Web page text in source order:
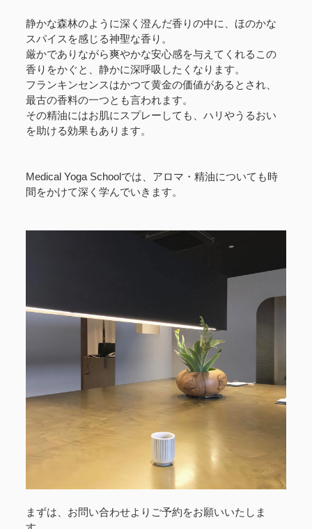
静かな森林のように深く澄んだ香りの中に、ほのかな
スパイスを感じる神聖な香り。
厳かでありながら爽やかな安心感を与えてくれるこの
香りをかぐと、静かに深呼吸したくなります。
フランキンセンスはかつて黄金の価値があるとされ、
最古の香料の一つとも言われます。
その精油にはお肌にスプレーしても、ハリやうるおい
を助ける効果もあります。
Medical Yoga Schoolでは、アロマ・精油についても時
間をかけて深く学んでいきます。
まずは、お問い合わせよりご予約をお願いいたしま